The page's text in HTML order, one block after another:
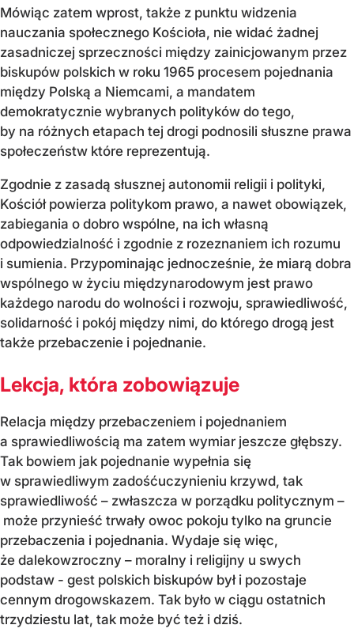
Mówiąc zatem wprost, także z punktu widzenia
nauczania społecznego Kościoła, nie widać żadnej
zasadniczej sprzeczności między zainicjowanym przez
biskupów polskich w roku 1965 procesem pojednania
między Polską a Niemcami, a mandatem
demokratycznie wybranych polityków do tego,
by na różnych etapach tej drogi podnosili słuszne prawa
społeczeństw które reprezentują.
Zgodnie z zasadą słusznej autonomii religii i polityki,
Kościół powierza politykom prawo, a nawet obowiązek,
zabiegania o dobro wspólne, na ich własną
odpowiedzialność i zgodnie z rozeznaniem ich rozumu
i sumienia. Przypominając jednocześnie, że miarą dobra
wspólnego w życiu międzynarodowym jest prawo
każdego narodu do wolności i rozwoju, sprawiedliwość,
solidarność i pokój między nimi, do którego drogą jest
także przebaczenie i pojednanie.
Lekcja, która zobowiązuje
Relacja między przebaczeniem i pojednaniem
a sprawiedliwością ma zatem wymiar jeszcze głębszy.
Tak bowiem jak pojednanie wypełnia się
w sprawiedliwym zadośćuczynieniu krzywd, tak
sprawiedliwość – zwłaszcza w porządku politycznym –
może przynieść trwały owoc pokoju tylko na gruncie
przebaczenia i pojednania. Wydaje się więc,
że dalekowzroczny – moralny i religijny u swych
podstaw - gest polskich biskupów był i pozostaje
cennym drogowskazem. Tak było w ciągu ostatnich
trzydziestu lat, tak może być też i dziś.